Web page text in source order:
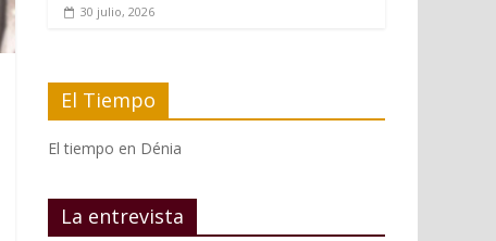
30 julio, 2026
El Tiempo
El tiempo en Dénia
La entrevista